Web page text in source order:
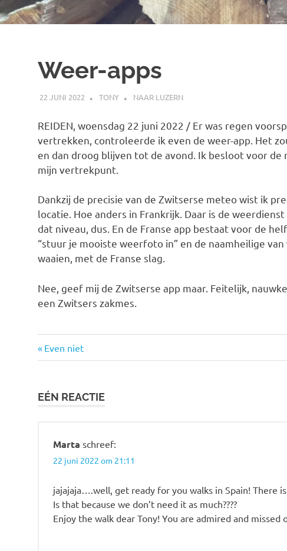
Weer-apps
22 JUNI 2022 TONY NAAR LUZERN
REIDEN, woensdag 22 juni 2022 / Er was regen
vertrekken, controleerde ik even de weer-app. Het
en dan droog blijven tot de avond. Ik besloot voor
mijn vertrekpunt.
Dankzij de precisie van de Zwitserse meteo wist ik
locatie. Hoe anders in Frankrijk. Daar is de
dat niveau, dus. En de Franse app bestaat voor de
“stuur je mooiste weerfoto in” en de naamheilige
waaien, met de Franse slag.
Nee, geef mij de Zwitserse app maar. Feitelijk,
een Zwitsers zakmes.
Bericht
Vorige
bericht:
Even niet
EÉN REACTIE
Marta schreef:
22 juni 2022 om 21:11
jajajaja….well, get ready for you walks in Spain! There
Is that because we don’t need it as much????
Enjoy the walk dear Tony! You are admired and missed